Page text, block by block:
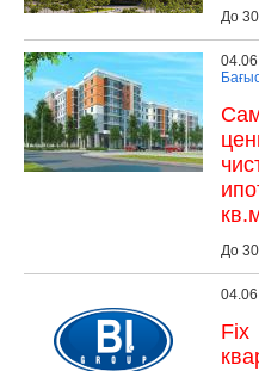
До
До